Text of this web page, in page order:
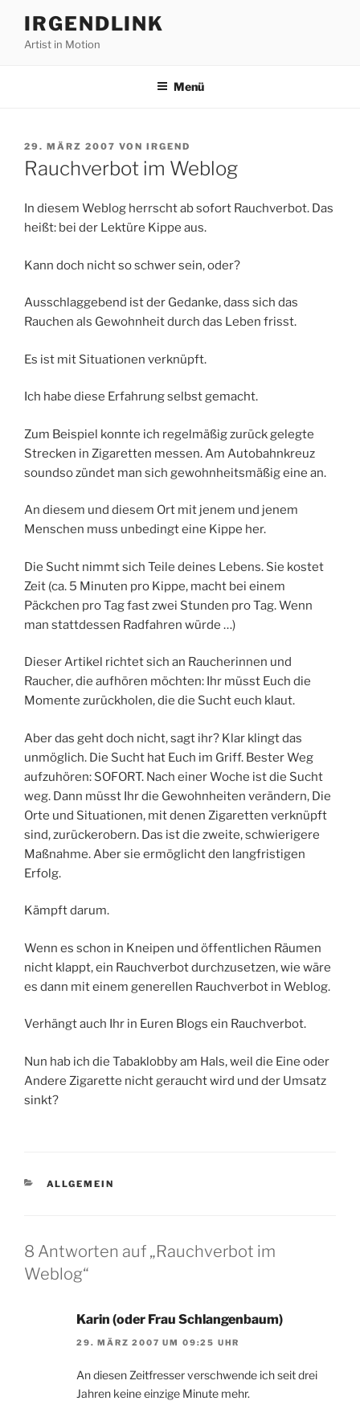
Inhalt
springen
IRGENDLINK
Artist in Motion
Menü
VERÖFFENTLICHT
AM
29. MÄRZ 2007 VON IRGEND
Rauchverbot im Weblog
In diesem Weblog herrscht ab sofort Rauchverbot. Das
heißt: bei der Lektüre Kippe aus.
Kann doch nicht so schwer sein, oder?
Ausschlaggebend ist der Gedanke, dass sich das
Rauchen als Gewohnheit durch das Leben frisst.
Es ist mit Situationen verknüpft.
Ich habe diese Erfahrung selbst gemacht.
Zum Beispiel konnte ich regelmäßig zurück gelegte
Strecken in Zigaretten messen. Am Autobahnkreuz
soundso zündet man sich gewohnheitsmäßig eine an.
An diesem und diesem Ort mit jenem und jenem
Menschen muss unbedingt eine Kippe her.
Die Sucht nimmt sich Teile deines Lebens. Sie kostet
Zeit (ca. 5 Minuten pro Kippe, macht bei einem
Päckchen pro Tag fast zwei Stunden pro Tag. Wenn
man stattdessen Radfahren würde …)
Dieser Artikel richtet sich an Raucherinnen und
Raucher, die aufhören möchten: Ihr müsst Euch die
Momente zurückholen, die die Sucht euch klaut.
Aber das geht doch nicht, sagt ihr? Klar klingt das
unmöglich. Die Sucht hat Euch im Griff. Bester Weg
aufzuhören: SOFORT. Nach einer Woche ist die Sucht
weg. Dann müsst Ihr die Gewohnheiten verändern, Die
Orte und Situationen, mit denen Zigaretten verknüpft
sind, zurückerobern. Das ist die zweite, schwierigere
Maßnahme. Aber sie ermöglicht den langfristigen
Erfolg.
Kämpft darum.
Wenn es schon in Kneipen und öffentlichen Räumen
nicht klappt, ein Rauchverbot durchzusetzen, wie wäre
es dann mit einem generellen Rauchverbot in Weblog.
Verhängt auch Ihr in Euren Blogs ein Rauchverbot.
Nun hab ich die Tabaklobby am Hals, weil die Eine oder
Andere Zigarette nicht geraucht wird und der Umsatz
sinkt?
KATEGORIEN
ALLGEMEIN
8 Antworten auf „Rauchverbot im
Weblog“
Karin (oder Frau Schlangenbaum)
29. MÄRZ 2007 UM 09:25 UHR
An diesen Zeitfresser verschwende ich seit drei
Jahren keine einzige Minute mehr.